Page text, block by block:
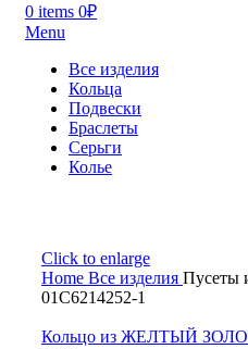
0 items 0₽
Menu
Все изделия
Кольца
Подвески
Браслеты
Серьги
Колье
Click to enlarge
Home Все изделия Пусеты
01С6214252-1
Кольцо из ЖЕЛТЫЙ